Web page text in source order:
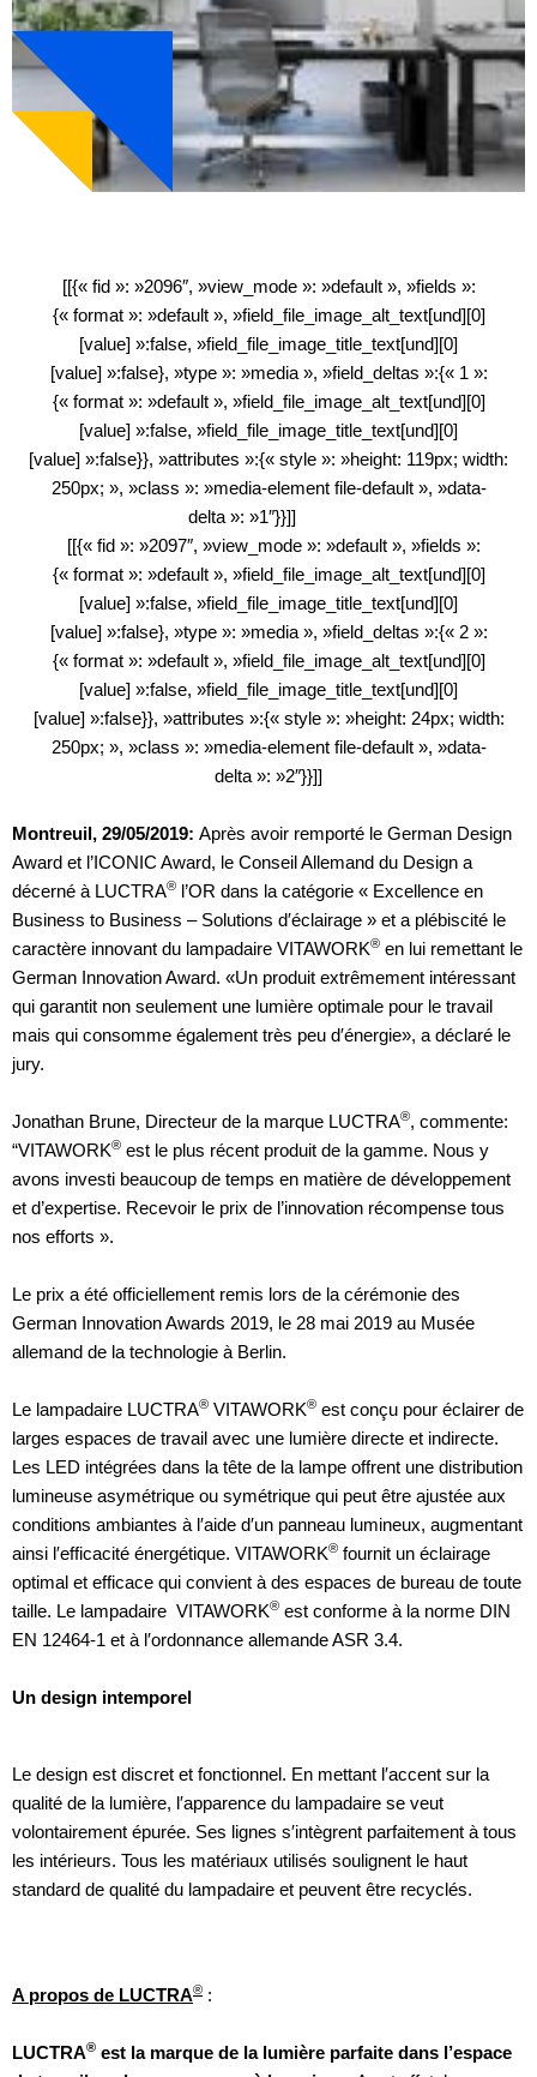
[[{« fid »: »2096″, »view_mode »: »default », »fields »:
{« format »: »default », »field_file_image_alt_text[und][0]
[value] »:false, »field_file_image_title_text[und][0]
[value] »:false}, »type »: »media », »field_deltas »:{« 1 »:
{« format »: »default », »field_file_image_alt_text[und][0]
[value] »:false, »field_file_image_title_text[und][0]
[value] »:false}}, »attributes »:{« style »: »height: 119px; width:
250px; », »class »: »media-element file-default », »data-
delta »: »1″}}]]
[[{« fid »: »2097″, »view_mode »: »default », »fields »:
{« format »: »default », »field_file_image_alt_text[und][0]
[value] »:false, »field_file_image_title_text[und][0]
[value] »:false}, »type »: »media », »field_deltas »:{« 2 »:
{« format »: »default », »field_file_image_alt_text[und][0]
[value] »:false, »field_file_image_title_text[und][0]
[value] »:false}}, »attributes »:{« style »: »height: 24px; width:
250px; », »class »: »media-element file-default », »data-
delta »: »2″}}]]
Montreuil, 29/05/2019: Après avoir remporté le German Design
Award et l’ICONIC Award, le Conseil Allemand du Design a
décerné à LUCTRA® l’OR dans la catégorie « Excellence en
Business to Business – Solutions d′éclairage » et a plébiscité le
caractère innovant du lampadaire VITAWORK® en lui remettant le
German Innovation Award. «Un produit extrêmement intéressant
qui garantit non seulement une lumière optimale pour le travail
mais qui consomme également très peu d′énergie», a déclaré le
jury.
Jonathan Brune, Directeur de la marque LUCTRA®, commente:
“VITAWORK® est le plus récent produit de la gamme. Nous y
avons investi beaucoup de temps en matière de développement
et d’expertise. Recevoir le prix de l’innovation récompense tous
nos efforts ».
Le prix a été officiellement remis lors de la cérémonie des
German Innovation Awards 2019, le 28 mai 2019 au Musée
allemand de la technologie à Berlin.
Le lampadaire LUCTRA® VITAWORK® est conçu pour éclairer de
larges espaces de travail avec une lumière directe et indirecte.
Les LED intégrées dans la tête de la lampe offrent une distribution
lumineuse asymétrique ou symétrique qui peut être ajustée aux
conditions ambiantes à l′aide d′un panneau lumineux, augmentant
ainsi l′efficacité énergétique. VITAWORK® fournit un éclairage
optimal et efficace qui convient à des espaces de bureau de toute
taille. Le lampadaire VITAWORK® est conforme à la norme DIN
EN 12464-1 et à l′ordonnance allemande ASR 3.4.
Un design intemporel
Le design est discret et fonctionnel. En mettant l′accent sur la
qualité de la lumière, l′apparence du lampadaire se veut
volontairement épurée. Ses lignes s′intègrent parfaitement à tous
les intérieurs. Tous les matériaux utilisés soulignent le haut
standard de qualité du lampadaire et peuvent être recyclés.
A propos de LUCTRA® :
LUCTRA® est la marque de la lumière parfaite dans l’espace